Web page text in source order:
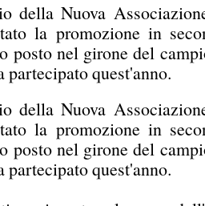
della Nuova
la promozione in
posto nel girone del
partecipato quest'anno.
della Nuova
la promozione in
posto nel girone del
partecipato quest'anno.